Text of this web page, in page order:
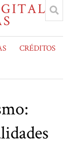
CRÉDITOS